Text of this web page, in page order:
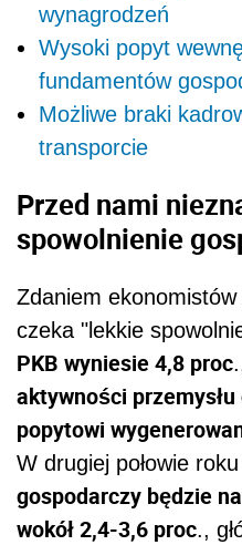
wynagrodzeń
Wysoki popyt
fundamentów
Możliwe braki
transporcie
Przed nami
spowolnienie
Zdaniem
czeka "lekkie
PKB wyniesie 4,8 proc
aktywności
popytowi
W drugiej połowie
gospodarczy będzie
wokół 2,4-3,6 proc.,